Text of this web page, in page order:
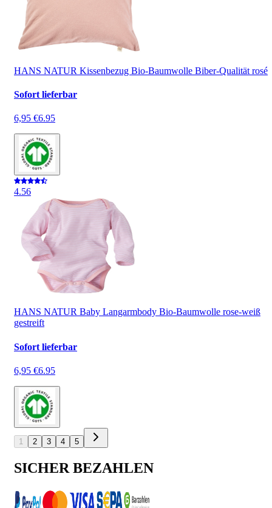
HANS NATUR Kissenbezug Bio-Baumwolle Biber-Qualität rosé
Sofort lieferbar
6,95 €6.95
4.56
HANS NATUR Baby Langarmbody Bio-Baumwolle rose-weiß
gestreift
Sofort lieferbar
6,95 €6.95
1 2 3 4 5
SICHER BEZAHLEN